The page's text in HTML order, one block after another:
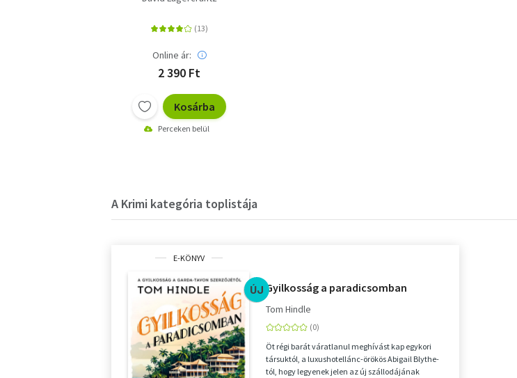
Online ár:
2 390 Ft
Kosárba
Perceken belül
A Krimi kategória toplistája
E-KÖNYV
ÚJ Gyilkosság a paradicsomban
Tom Hindle
Öt régi barát váratlanul meghívást kap egykori
társuktól, a luxushotellánc-örökös Abigail Blythe-
tól, hogy legyenek jelen az új szállodájának